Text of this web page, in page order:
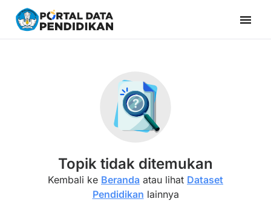
menu
Topik tidak ditemukan
Kembali ke Beranda atau lihat Dataset
Pendidikan lainnya